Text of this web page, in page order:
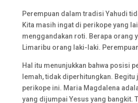
Perempuan dalam tradisi Yahudi
Kita masih ingat di perikope yang
menggandakan roti. Berapa orang
Limaribu orang laki-laki.
Hal itu menunjukkan bahwa posisi
lemah, tidak diperhitungkan. Begitu
perikope ini. Maria Magdalena
yang dijumpai Yesus yang bangkit.